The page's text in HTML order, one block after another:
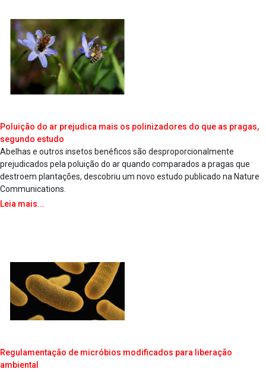
Poluição do ar prejudica mais os polinizadores do que as pragas,
segundo estudo
Abelhas e outros insetos benéficos são desproporcionalmente
prejudicados pela poluição do ar quando comparados a pragas que
destroem plantações, descobriu um novo estudo publicado na Nature
Communications.
Leia mais...
Regulamentação de micróbios modificados para liberação
ambiental